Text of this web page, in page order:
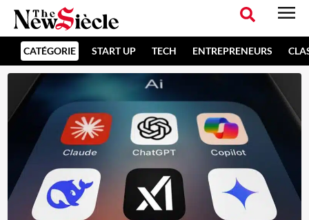
CATÉGORIE START UP TECH ENTREPRENEURS